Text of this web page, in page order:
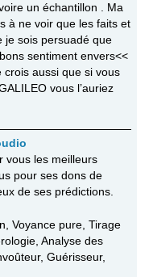
un échantillon . Ma
à ne voir que les faits et
je sois persuadé que
sentiment envers<<
crois aussi que si vous
vous l’auriez
vous les meilleurs
pour ses dons de
de ses prédictions.
Voyance pure, Tirage
Analyse des
Guérisseur,